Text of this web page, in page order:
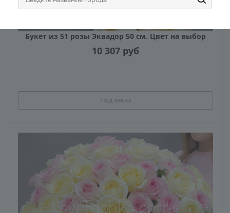
Букет из 51 розы Эквадор 50 см. Цвет на выбор
10 307 руб
Под заказ